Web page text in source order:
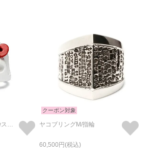
ハローキティ/HelloKittyスカルフェイスリング-フルカラー/指輪 サンリオコラボ
クーポン対象
ヤコブリングM/指輪
60,500